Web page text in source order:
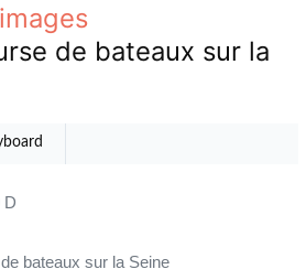
de bateaux sur la
D
bateaux sur la Seine